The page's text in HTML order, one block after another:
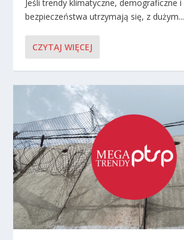
Jeśli trendy klimatyczne, demograficzne i
bezpieczeństwa utrzymają się, z dużym...
CZYTAJ WIĘCEJ